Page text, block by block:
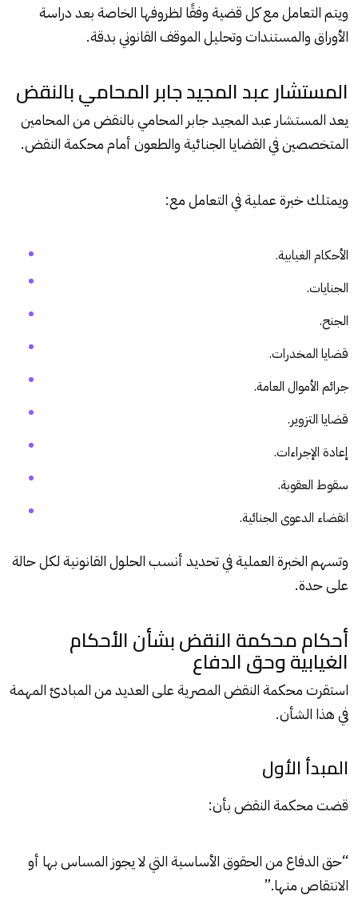
ويتم التعامل مع كل قضية وفقًا لظروفها الخاصة بعد دراسة
الأوراق والمستندات وتحليل الموقف القانوني بدقة.
المستشار عبد المجيد جابر المحامي بالنقض
يعد المستشار عبد المجيد جابر المحامي بالنقض من المحامين
المتخصصين في القضايا الجنائية والطعون أمام محكمة النقض.
ويمتلك خبرة عملية في التعامل مع:
الأحكام الغيابية.
الجنايات.
الجنح.
قضايا المخدرات.
جرائم الأموال العامة.
قضايا التزوير.
إعادة الإجراءات.
سقوط العقوبة.
انقضاء الدعوى الجنائية.
وتسهم الخبرة العملية في تحديد أنسب الحلول القانونية لكل حالة
على حدة.
أحكام محكمة النقض بشأن الأحكام
الغيابية وحق الدفاع
استقرت محكمة النقض المصرية على العديد من المبادئ المهمة
في هذا الشأن.
المبدأ الأول
قضت محكمة النقض بأن:
“حق الدفاع من الحقوق الأساسية التي لا يجوز المساس بها أو
الانتقاص منها.”